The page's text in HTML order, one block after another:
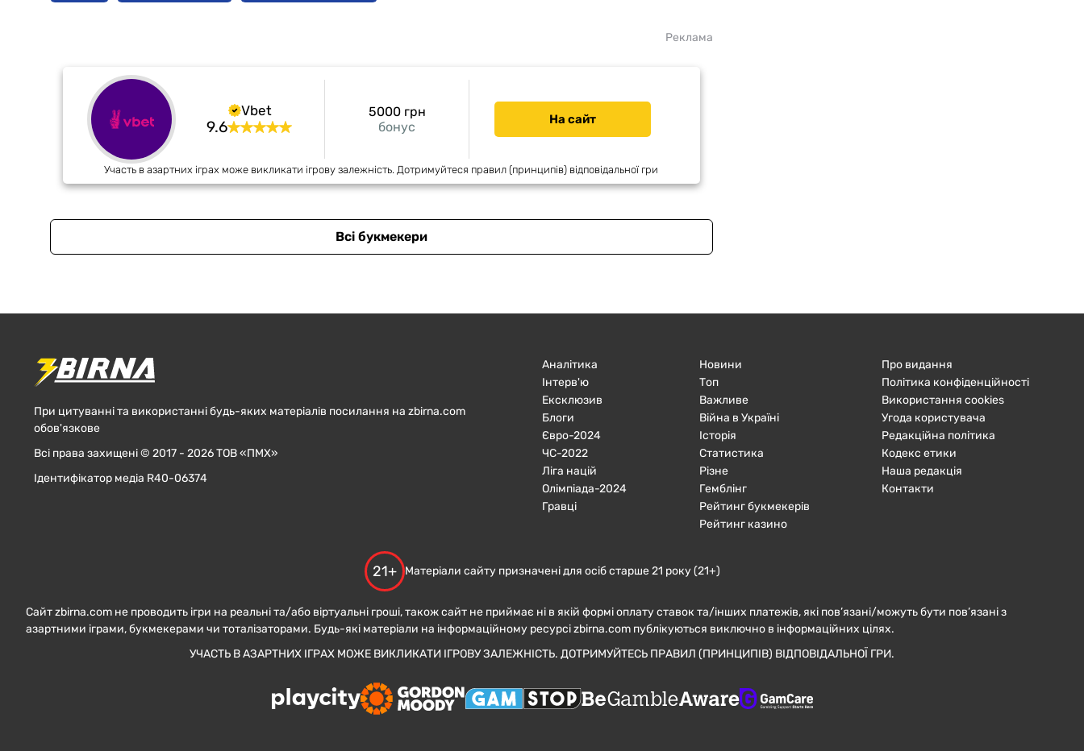
Реклама
Vbet
9.6 бонус
5000 грн На сайт
Участь в азартних іграх може викликати ігрову залежність. Дотримуйтеся правил (принципів) відповідальної гри
Всі букмекери
При цитуванні та використанні будь-яких матеріалів посилання на zbirna.com
обов'язкове
Всі права захищені © 2017 - 2026 ТОВ «ПМХ»
Ідентифікатор медіа R40-06374
Аналітика
Інтерв'ю
Ексклюзив
Блоги
Євро-2024
ЧC-2022
Ліга націй
Олімпіада-2024
Гравці
Новини
Топ
Важливе
Війна в Україні
Історія
Статистика
Різне
Гемблінг
Рейтинг букмекерів
Рейтинг казино
Про видання
Політика конфіденційності
Використання cookies
Угода користувача
Редакційна політика
Кодекс етики
Наша редакція
Контакти
21+ Матеріали сайту призначені для осіб старше 21 року (21+)
Сайт zbirna.com не проводить ігри на реальні та/або віртуальні гроші, також сайт не приймає ні в якій формі оплату ставок та/інших платежів, які пов’язані/можуть бути пов’язані з
азартними іграми, букмекерами чи тоталізаторами. Будь-які матеріали на інформаційному ресурсі zbirna.com публікуються виключно в інформаційних цілях.
УЧАСТЬ В АЗАРТНИХ ІГРАХ МОЖЕ ВИКЛИКАТИ ІГРОВУ ЗАЛЕЖНІСТЬ. ДОТРИМУЙТЕСЬ ПРАВИЛ (ПРИНЦИПІВ) ВІДПОВІДАЛЬНОЇ ГРИ.